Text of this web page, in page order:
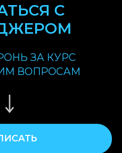
С
ЗА КУРС
ВОПРОСАМ